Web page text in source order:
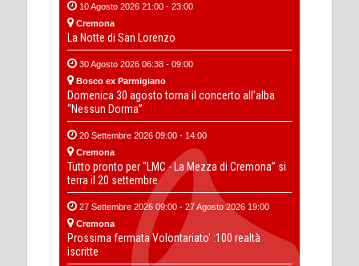
10 Agosto 2026 21:00 - 23:00
Cremona
La Notte di San Lorenzo
30 Agosto 2026 06:38 - 09:00
Bosco ex Parmigiano
Domenica 30 agosto torna il concerto all’alba
“Nessun Dorma”
20 Settembre 2026 09:00 - 14:00
Cremona
Tutto pronto per “LMC - La Mezza di Cremona” si
terra il 20 settembre
27 Settembre 2026 09:00 - 27 Agosto 2026 19:00
Cremona
Prossima fermata Volontariato' :100 realtà
iscritte